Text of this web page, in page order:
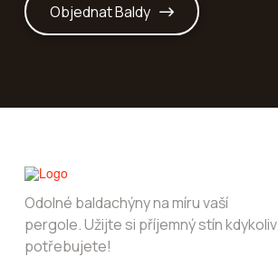
Objednat Baldy
Odolné baldachýny na míru vaší
pergole. Užijte si příjemný stín kdykoliv
potřebujete!